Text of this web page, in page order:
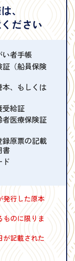
、
ださい
い者手帳
（船員保険
本、もしくは
受給証
医療保険証
原票の記載
書
ド
発行した原本
ものに限りま
が記載された